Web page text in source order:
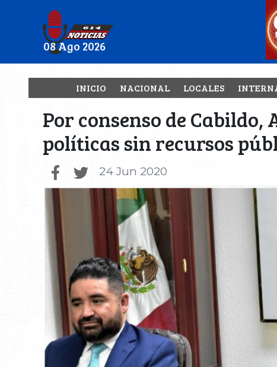
08 Ago 2026
INICIO NACIONAL LOCALES
Por consenso de
políticas sin recursos
24 Jun 2020